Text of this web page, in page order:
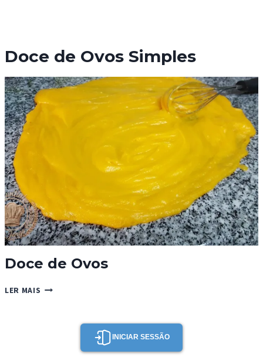
Doce de Ovos Simples
Doce de Ovos
LER MAIS DOCE
INICIAR SESSÃO